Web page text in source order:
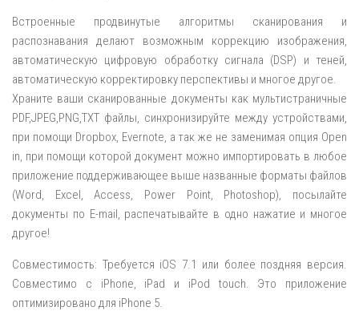
Встроенные продвинутые алгоритмы сканирования и
распознавания делают возможным коррекцию изображения,
автоматическую цифровую обработку сигнала (DSP) и теней,
автоматическую корректировку перспективы и многое другое.
Храните ваши сканированные документы как мультистраничные
PDF,JPEG,PNG,TXT файлы, синхронизируйте между устройствами,
при помощи Dropbox, Evernote, а так же не заменимая опция Open
in, при помощи которой документ можно импортировать в любое
приложение поддерживающее выше названные форматы файлов
(Word, Excel, Access, Power Point, Photoshop), посылайте
документы по E-mail, распечатывайте в одно нажатие и многое
другое!
Совместимость: Требуется iOS 7.1 или более поздняя версия.
Совместимо с iPhone, iPad и iPod touch. Это приложение
оптимизировано для iPhone 5.